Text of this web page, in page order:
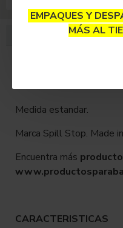
EMPAQUES Y
MÁS AL
Dosificador Plástico.
Medida estandar.
Marca Spill Stop. Made
Encuentra más
CARACTERISTICAS